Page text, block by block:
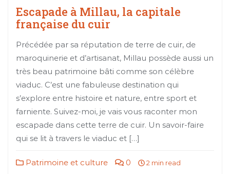
Escapade à Millau, la capitale
française du cuir
Précédée par sa réputation de terre de cuir, de
maroquinerie et d’artisanat, Millau possède aussi un
très beau patrimoine bâti comme son célèbre
viaduc. C’est une fabuleuse destination qui
s’explore entre histoire et nature, entre sport et
farniente. Suivez-moi, je vais vous raconter mon
escapade dans cette terre de cuir. Un savoir-faire
qui se lit à travers le viaduc et […]
Patrimoine et culture 0 2 min read